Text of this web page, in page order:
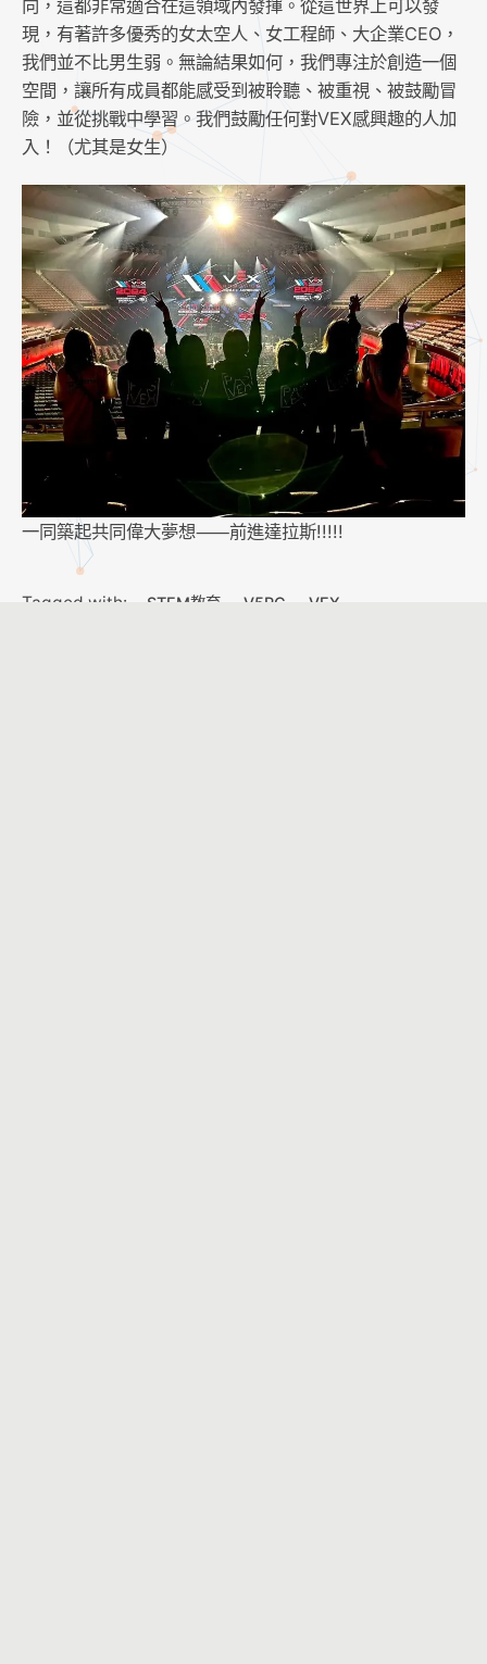
向，這都非常適合在這領域內發揮。從這世界上可以發
現，有著許多優秀的女太空人、女工程師、大企業CEO，
我們並不比男生弱。無論結果如何，我們專注於創造一個
空間，讓所有成員都能感受到被聆聽、被重視、被鼓勵冒
險，並從挑戰中學習。我們鼓勵任何對VEX感興趣的人加
入！（尤其是女生）
一同築起共同偉大夢想⸺前進達拉斯!!!!!
Tagged with: STEM教育 V5RC
VEX